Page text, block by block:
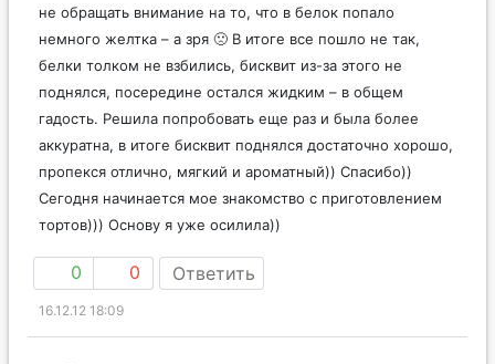
не обращать внимание на то, что в белок попало
немного желтка – а зря 🙁 В итоге все пошло не так,
белки толком не взбились, бисквит из-за этого не
поднялся, посередине остался жидким – в общем
гадость. Решила попробовать еще раз и была более
аккуратна, в итоге бисквит поднялся достаточно хорошо,
пропекся отлично, мягкий и ароматный)) Спасибо))
Сегодня начинается мое знакомство с приготовлением
тортов))) Основу я уже осилила))
0 0 Ответить
16.12.12 18:09